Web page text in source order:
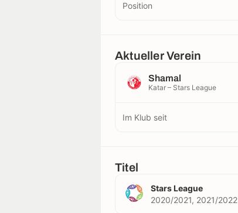
Position
Aktueller Verein
Shamal
Katar – Stars League
Im Klub seit
Titel
Stars League
2020/2021, 2021/2022